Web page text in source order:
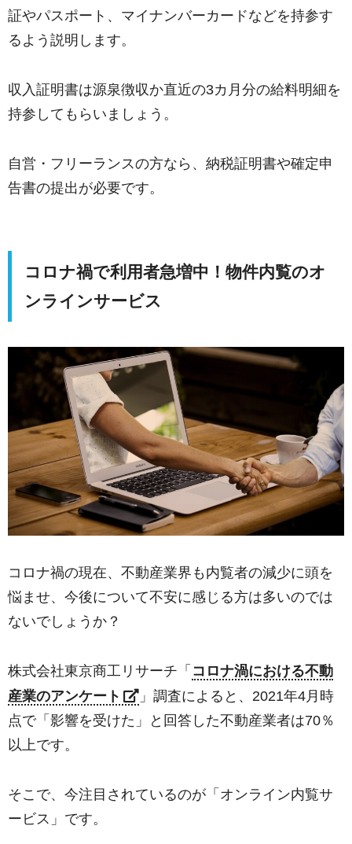
証やパスポート、マイナンバーカードなどを持参す
るよう説明します。
収入証明書は源泉徴収か直近の3カ月分の給料明細を
持参してもらいましょう。
自営・フリーランスの方なら、納税証明書や確定申
告書の提出が必要です。
コロナ禍で利用者急増中！物件内覧のオ
ンラインサービス
コロナ禍の現在、不動産業界も内覧者の減少に頭を
悩ませ、今後について不安に感じる方は多いのでは
ないでしょうか？
株式会社東京商工リサーチ「 コロナ渦における不動
産業のアンケート
」調査によると、2021年4月時
点で「影響を受けた」と回答した不動産業者は70％
以上です。
そこで、今注目されているのが「オンライン内覧サ
ービス」です。